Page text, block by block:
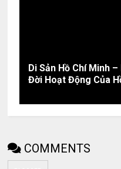
Di Sản Hồ Chí Minh
Đời Hoạt Động Của
COMMENTS